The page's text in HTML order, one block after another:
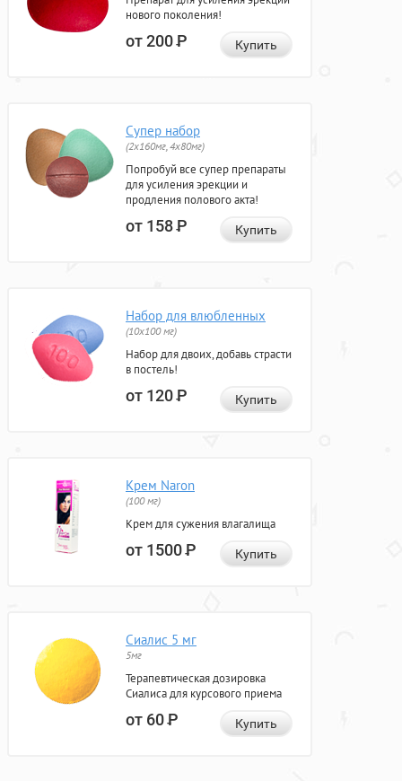
нового поколения!
от 200Р Купить
Супер набор
(2х160мг, 4х80мг)
Попробуй все супер препараты
для усиления эрекции и
продления полового акта!
от 158Р Купить
Набор для влюбленных
(10х100 мг)
Набор для двоих, добавь страсти
в постель!
от 120Р Купить
Крем Naron
(100 мг)
Крем для сужения влагалища
от 1500Р Купить
Сиалис 5 мг
5мг
Терапевтическая дозировка
Сиалиса для курсового приема
от 60Р Купить